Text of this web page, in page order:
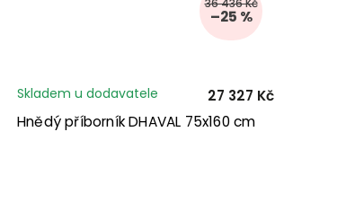
36 436 Kč
–25 %
Hnědý příborník DHAVAL 75x160 cm
Skladem u dodavatele 27 327 Kč